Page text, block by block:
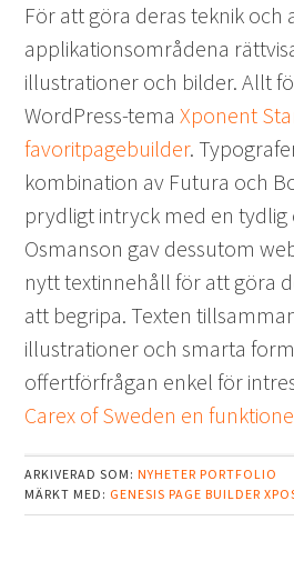
För att göra deras teknik och
applikationsområdena
illustrationer och bilder. Allt
WordPress-temaXponent
favoritpagebuilder.
kombination av Futura och
prydligt intryck med en tydlig
Osmanson gav dessutom
nytt textinnehåll för att göra
att begripa. Texten
illustrationer och smarta
offertförfrågan enkel för
Carex of Sweden en
ARKIVERAD SOM:NYHETER PORTFOLIO
MÄRKT MED: GENESIS PAGE BUILDER